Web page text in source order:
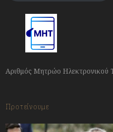
Αριθμός Μητρώο
Προτείνουμε